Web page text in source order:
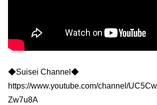
◆Suisei Channel◆
https://www.youtube.com/channel/
Zw7u8A